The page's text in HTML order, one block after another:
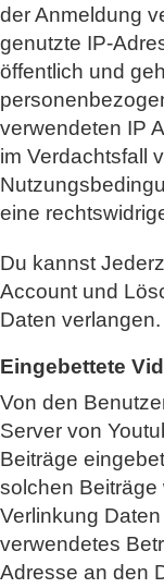
der Anmeldung
genutzte IP-
öffentlich und
verwendeten IP
im Verdachtsfall
eine
Du kannst
Account und
Daten verlangen.
Eingebettete
Von den
Server von
Beiträge
solchen
Verlinkung
verwendetes
Adresse an den